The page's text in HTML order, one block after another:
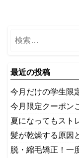
最近の投稿
今月だけの学生限
今月限定クーポン
夏になってもスト
髪が乾燥する原因
脱・縮毛矯正！一